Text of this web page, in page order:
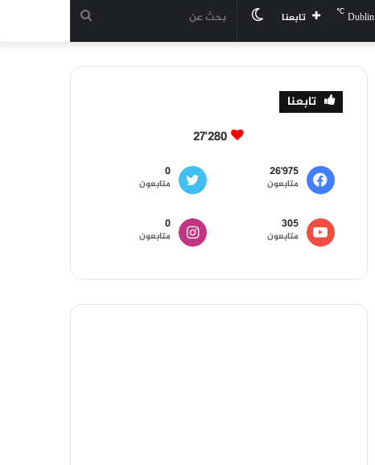
عن
الوضع
المظلم
تابعنا Dublin
℃
تابعنا
27٬280
26٬975
متابعون
0
متابعون
305
متابعون
0
متابعون